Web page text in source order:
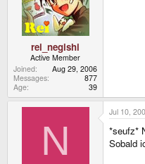
rei_negishi
Active Member
Joined
Aug 29, 2006
Messages
877
Age
39
N
Jul 10,
*seufz*
Sobald